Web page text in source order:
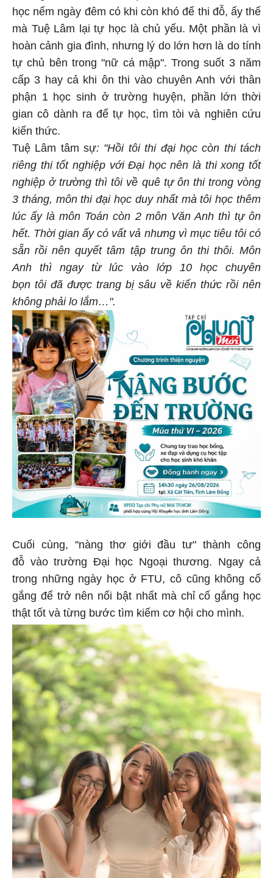
học nếm ngày đêm có khi còn khó để thi đỗ, ấy thế
mà Tuệ Lâm lại tự học là chủ yếu. Một phần là vì
hoàn cảnh gia đình, nhưng lý do lớn hơn là do tính
tự chủ bên trong "nữ cá mập". Trong suốt 3 năm
cấp 3 hay cả khi ôn thi vào chuyên Anh với thân
phận 1 học sinh ở trường huyện, phần lớn thời
gian cô dành ra để tự học, tìm tòi và nghiên cứu
kiến thức.
Tuệ Lâm tâm sự: "Hồi tôi thi đại học còn thi tách
riêng thi tốt nghiệp với Đại học nên là thi xong tốt
nghiệp ở trường thì tôi về quê tự ôn thi trong vòng
3 tháng, môn thi đại học duy nhất mà tôi học thêm
lúc ấy là môn Toán còn 2 môn Văn Anh thì tự ôn
hết. Thời gian ấy có vất vả nhưng vì mục tiêu tôi có
sẵn rồi nên quyết tâm tập trung ôn thi thôi. Môn
Anh thì ngay từ lúc vào lớp 10 học chuyên
bọn tôi đã được trang bị sâu về kiến thức rồi nên
không phải lo lắm…".
Cuối cùng, "nàng thơ giới đầu tư" thành công
đỗ vào trường Đại học Ngoại thương. Ngay cả
trong những ngày học ở FTU, cô cũng không cố
gắng để trở nên nổi bật nhất mà chỉ cố gắng học
thật tốt và từng bước tìm kiếm cơ hội cho mình.